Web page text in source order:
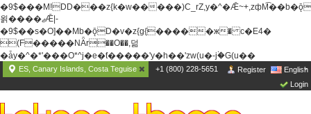
�9$���M!DD���z{k�w��
욁����ޖǢ|-
�9$��s�O]��Mb�ǭD�v�z{g{�����ж� c�E4�
(F�����ΝǞr��O��,덞
�ǡy�^�*'���O*^j�e�ƭ�����'y�h��'zw(u�-j۬�G(u��
ES, Canary Islands, Costa Teguise +1 (800) 228-5651 English
Register
Login